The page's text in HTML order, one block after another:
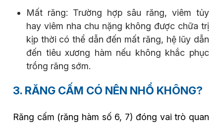
Mất răng: Trường hợp sâu răng, viêm tủy
hay viêm nha chu nặng không được chữa trị
kịp thời có thể dẫn đến mất răng, hệ lũy dẫn
đến tiêu xương hàm nếu không khắc phục
trồng răng sớm.
3. RĂNG CẤM CÓ NÊN NHỔ KHÔNG?
Răng cấm (răng hàm số 6, 7) đóng vai trò quan